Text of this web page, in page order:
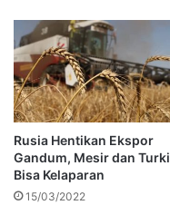
Rusia Hentikan Ekspor
Gandum, Mesir dan Turki
Bisa Kelaparan
15/03/2022